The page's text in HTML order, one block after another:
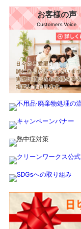
お客様の声
Customers Voice